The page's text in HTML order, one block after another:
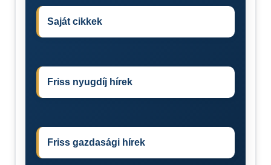
Saját cikkek
Friss nyugdíj hírek
Friss gazdasági hírek